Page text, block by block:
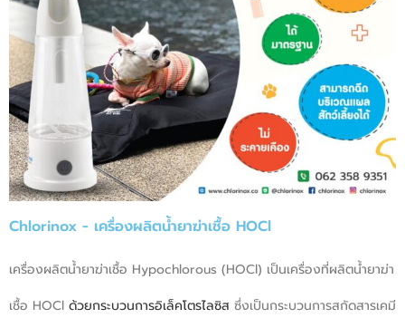
Chlorinox - เครื่องผลิตน้ำยาฆ่าเชื้อ HOCl
เครื่องผลิตน้ำยาฆ่าเชื้อ Hypochlorous (HOCl) เป็นเครื่องที่ผลิตน้ำยาฆ่า
เชื้อ HOCl ด้วยกระบวนการอิเล็คโตรไลซิส ซึ่งเป็นกระบวนการสกัดสารเคมี